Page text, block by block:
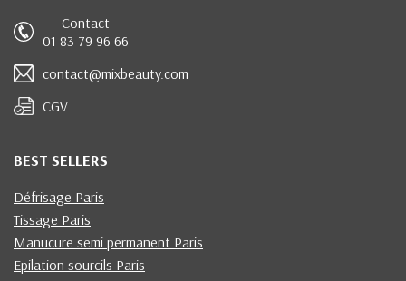
Contact
01 83 79 96 66
contact@mixbeauty.com
CGV
BEST SELLERS
Défrisage Paris
Tissage Paris
Manucure semi permanent Paris
Epilation sourcils Paris